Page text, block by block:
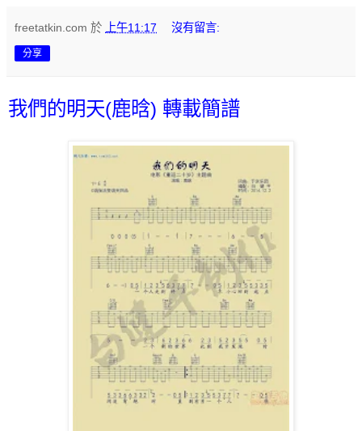
freetatkin.com 於 上午11:17 沒有留言:
分享
我們的明天(鹿晗) 轉載簡譜